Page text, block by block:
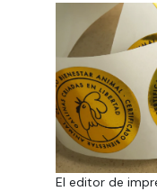
El editor de